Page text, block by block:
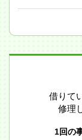
借りて
修理
1回の